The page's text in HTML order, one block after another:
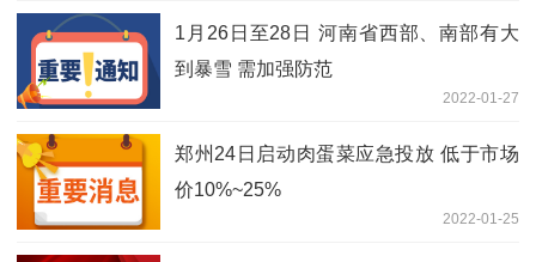
1月26日至28日 河南省西部、南部有大
到暴雪 需加强防范
2022-01-27
郑州24日启动肉蛋菜应急投放 低于市场
价10%~25%
2022-01-25